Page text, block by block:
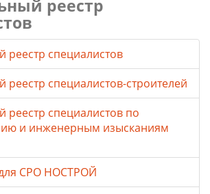
реестр
реестр специалистов
специалистов-строителей
реестр специалистов по
и инженерным изысканиям
СРО НОСТРОЙ